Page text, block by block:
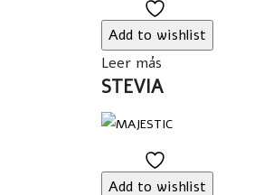
to
Add to wishlist
Leer más
STEVIA
to
Add to wishlist